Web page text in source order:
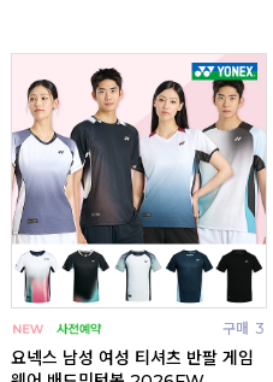
구매 3
요넥스 남성 여성 티셔츠 반팔 게임